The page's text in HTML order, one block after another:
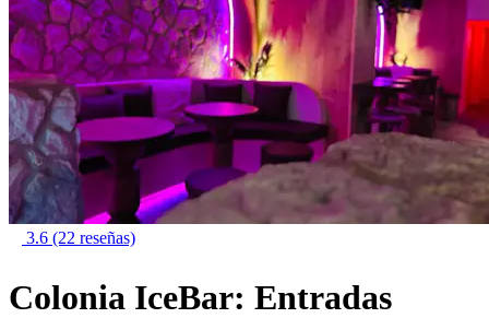
3.6 (22 reseñas)
Colonia IceBar: Entradas